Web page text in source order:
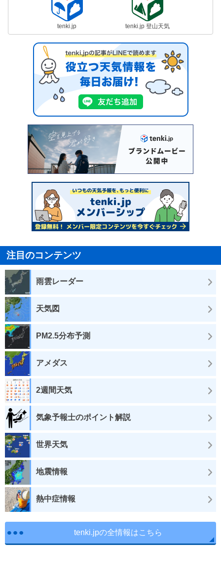
tenki.jp tenki.jp 登山天気
注目のコンテンツ
雨雲レーダー
天気図
PM2.5分布予測
アメダス
2週間天気
気象予報士のポイント解説
世界天気
地震情報
熱中症情報
tenki.jpの全情報はこちら